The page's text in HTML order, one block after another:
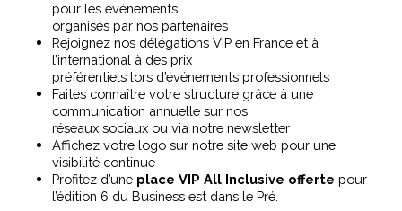
pour les événements
organisés par nos partenaires
Rejoignez nos délégations VIP en France et à
l’international à des prix
préférentiels lors d’événements professionnels
Faites connaître votre structure grâce à une
communication annuelle sur nos
réseaux sociaux ou via notre newsletter
Affichez votre logo sur notre site web pour une
visibilité continue
Profitez d’une place VIP All Inclusive offerte pour
l’édition 6 du Business est dans le Pré.